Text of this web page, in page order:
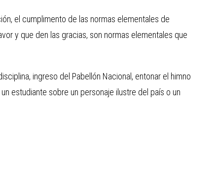
el cumplimento de las normas elementales de
y que den las gracias, son normas elementales que
ingreso del Pabellón Nacional, entonar el himno
estudiante sobre un personaje ilustre del país o un